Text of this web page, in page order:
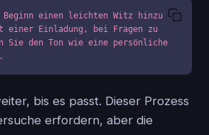
Beginn einen leichten Witz hinzu
einer Einladung, bei Fragen zu
Sie den Ton wie eine persönliche
bis es passt. Dieser Prozess
erfordern, aber die